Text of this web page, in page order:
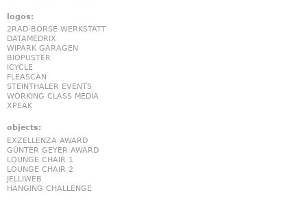
logos:
2RAD-BÖRSE-WERKSTATT
DATAMEDRIX
WIPARK GARAGEN
BIOPUSTER
ICYCLE
FLEASCAN
STEINTHALER EVENTS
WORKING CLASS MEDIA
XPEAK
objects:
EXZELLENZA AWARD
GÜNTER GEYER AWARD
LOUNGE CHAIR 1
LOUNGE CHAIR 2
JELLIWEB
HANGING CHALLENGE